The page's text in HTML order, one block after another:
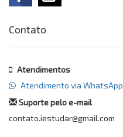
Contato
Atendimentos
Atendimento via WhatsApp
Suporte pelo e-mail
contato.iestudar@gmail.com